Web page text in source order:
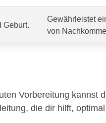
Geburt.
Gewährleistet
von
Vorbereitung kannst
die dir hilft,